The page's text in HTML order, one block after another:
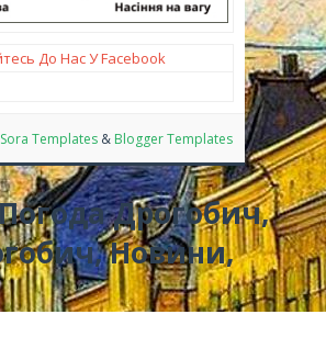
До Нас У Facebook
Sora Templates & Blogger Templates
Дрогобич,
Новини,